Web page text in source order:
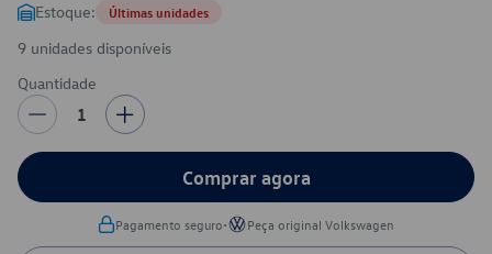
Estoque: Últimas unidades
9 unidades disponíveis
Quantidade
1
Comprar agora
Pagamento seguro• Peça original Volkswagen